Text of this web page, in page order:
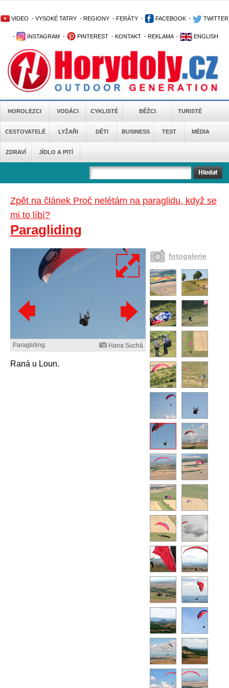
VIDEO - VYSOKÉ TATRY - REGIONY - FERÁTY - FACEBOOK - TWITTER
- INSTAGRAM - PINTEREST - KONTAKT - REKLAMA - ENGLISH
HOROLEZCI VODÁCI CYKLISTÉ BĚŽCI TURISTÉ
CESTOVATELÉ LYŽAŘI DĚTI BUSINESS TEST MÉDIA
ZDRAVÍ JÍDLO A PITÍ
Zpět na článek Proč nelétám na paraglidu, když se
mi to líbí?
Paragliding
Paragliding. Hana Suchá
Raná u Loun.
fotogalerie